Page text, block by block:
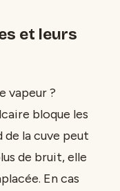
et leurs
vapeur ?
bloque les
la cuve peut
de bruit, elle
En cas